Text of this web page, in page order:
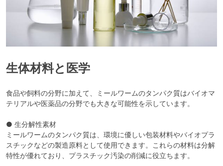
生体材料と医学
食品や飼料の分野に加えて、ミールワームのタンパク質はバイオマ
テリアルや医薬品の分野でも大きな可能性を示しています。
● 生分解性素材
ミールワームのタンパク質は、環境に優しい包装材料やバイオプラ
スチックなどの製造原料として使用できます。これらの材料は分解
特性が優れており、プラスチック汚染の削減に役立ちます。